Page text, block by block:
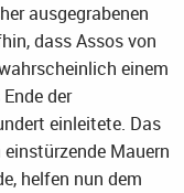
ausgegrabenen
dass Assos von
einem
der
einleitete. Das
Mauern
helfen nun dem